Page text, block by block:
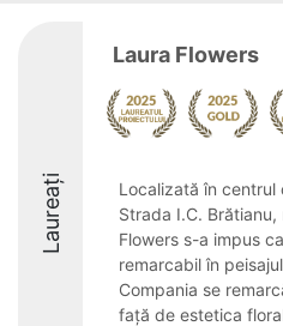
Laureați
Laura Flowers
Localizată în centrul
Strada I.C. Brătianu,
Flowers s-a impus
remarcabil în
Compania se
față de estetica